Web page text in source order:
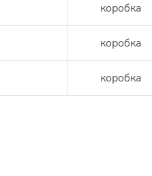
коробка
коробка
коробка